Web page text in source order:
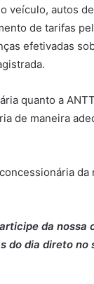
veículo, autos
de tarifas
efetivadas
quanto a
de maneira
da
da nossa
do dia direto no